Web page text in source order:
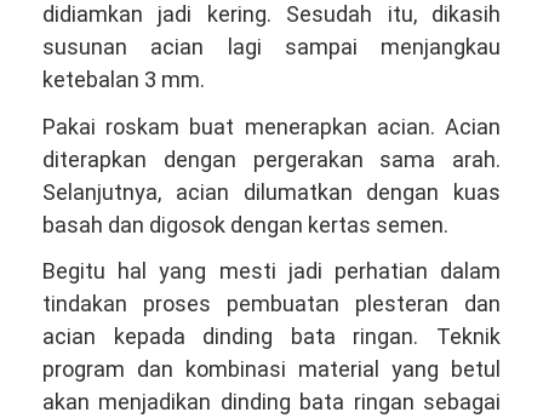
didiamkan jadi kering. Sesudah itu, dikasih
susunan acian lagi sampai menjangkau
ketebalan 3 mm.
Pakai roskam buat menerapkan acian. Acian
diterapkan dengan pergerakan sama arah.
Selanjutnya, acian dilumatkan dengan kuas
basah dan digosok dengan kertas semen.
Begitu hal yang mesti jadi perhatian dalam
tindakan proses pembuatan plesteran dan
acian kepada dinding bata ringan. Teknik
program dan kombinasi material yang betul
akan menjadikan dinding bata ringan sebagai